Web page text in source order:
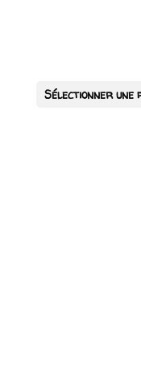
Sélectionner une